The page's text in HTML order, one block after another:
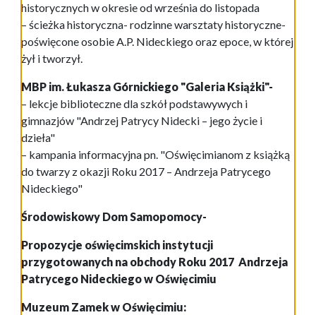
historycznych w okresie od września do listopada
– ścieżka historyczna- rodzinne warsztaty historyczne-
poświęcone osobie A.P. Nideckiego oraz epoce, w której
żył i tworzył.
MBP im. Łukasza Górnickiego "Galeria Książki"-
– lekcje biblioteczne dla szkół podstawywych i
gimnazjów "Andrzej Patrycy Nidecki – jego życie i
dzieła"
– kampania informacyjna pn. "Oświęcimianom z książką
do twarzy z okazji Roku 2017 – Andrzeja Patrycego
Nideckiego"
Środowiskowy Dom Samopomocy-
Propozycje oświęcimskich instytucji
przygotowanych na obchody Roku 2017 Andrzeja
Patrycego Nideckiego w Oświęcimiu
Muzeum Zamek w Oświęcimiu: